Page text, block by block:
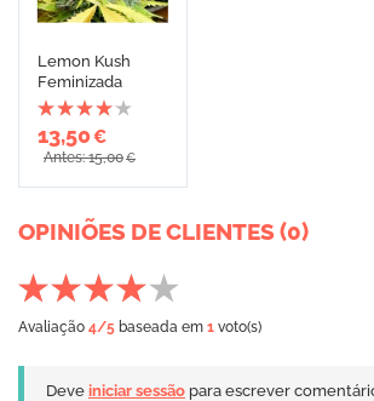
Lemon Kush
Feminizada
13,50€
Antes: 15,00€
OPINIÕES DE CLIENTES (0)
Avaliação 4/5 baseada em 1 voto(s)
Deve iniciar sessão para escrever